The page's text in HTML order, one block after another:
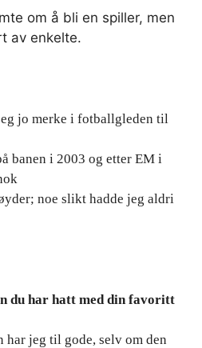
om å bli en spiller, men
av enkelte.
jo merke i fotballgleden til
banen i 2003 og etter EM i
noe slikt hadde jeg aldri
du har hatt med din favoritt
har jeg til gode, selv om den